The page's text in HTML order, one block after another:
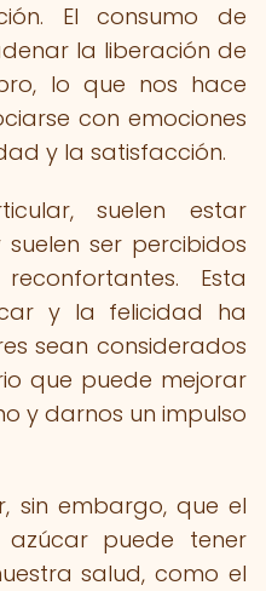
El consumo de
la liberación de
lo que nos hace
con emociones
y la satisfacción.
suelen estar
ser percibidos
Esta
y la felicidad ha
sean considerados
que puede mejorar
y darnos un impulso
sin embargo, que el
azúcar puede tener
salud, como el